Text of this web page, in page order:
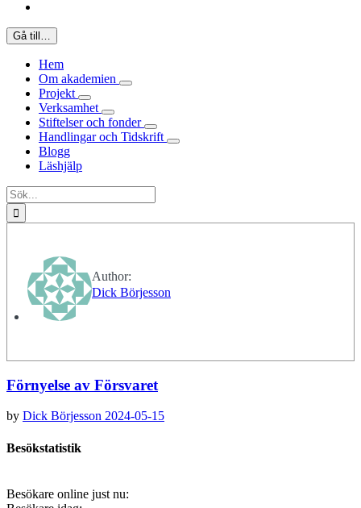
Gå till…
Hem
Om akademien
Projekt
Verksamhet
Stiftelser och fonder
Handlingar och Tidskrift
Blogg
Läshjälp
Sök
efter:
Author:
Dick Börjesson
Förnyelse av Försvaret
by Dick Börjesson 2024-05-15
Besökstatistik
Besökare online just nu: